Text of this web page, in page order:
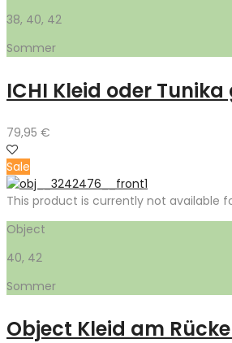
38, 40, 42
Sommer
ICHI Kleid oder
79,95 €
Sale
This product is currently not available
Object
40, 42
Sommer
Object Kleid am